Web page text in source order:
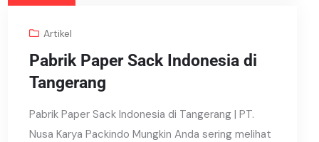
Artikel
Pabrik Paper Sack Indonesia di
Tangerang
Pabrik Paper Sack Indonesia di Tangerang | PT.
Nusa Karya Packindo Mungkin Anda sering melihat